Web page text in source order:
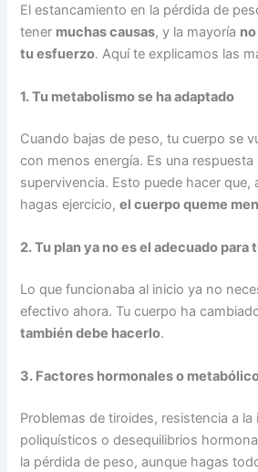
El estancamiento en la pérdida de
tener muchas causas, y la mayoría
tu esfuerzo. Aquí te explicamos las
1. Tu metabolismo se ha adaptado
Cuando bajas de peso, tu cuerpo se
con menos energía. Es una respuesta
supervivencia. Esto puede hacer que,
hagas ejercicio,el cuerpo queme
2. Tu plan ya no es el adecuado para
Lo que funcionaba al inicio ya no
efectivo ahora. Tu cuerpo ha
también debe hacerlo.
3. Factores hormonales o
Problemas de tiroides, resistencia a la
poliquísticos o desequilibrios
la pérdida de peso, aunque hagas